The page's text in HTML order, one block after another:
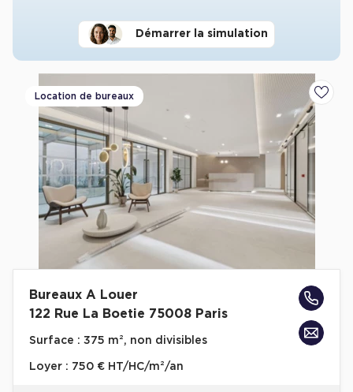
Démarrer la simulation
Location de bureaux
Bureaux A Louer
122 Rue La Boetie 75008 Paris
Surface : 375 m², non divisibles
Loyer : 750 € HT/HC/m²/an